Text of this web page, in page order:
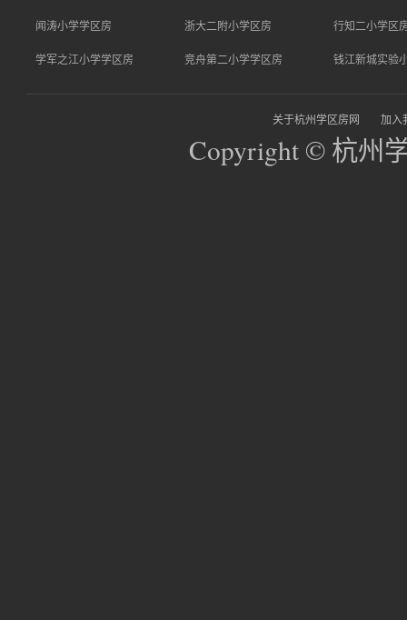
闻涛小学学区房 浙大二附小学区房 行知二小学区
学军之江小学学区房 竞舟第二小学学区房 钱江新城实验
关于杭州学区房网 加入
Copyright © 杭州